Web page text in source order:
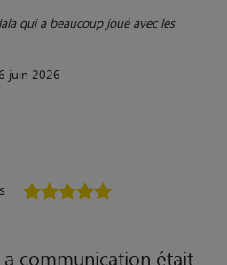
qui a beaucoup joué avec les
juin 2026
communication était